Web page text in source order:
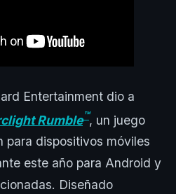
Entertainment dio a
Rumble™, un juego
para dispositivos móviles
este año para Android y
Diseñado